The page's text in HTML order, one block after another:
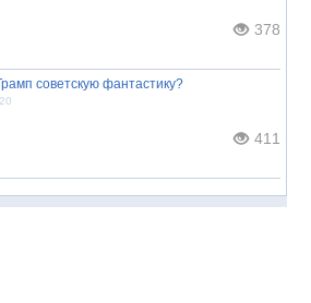
378
советскую фантастику?
411